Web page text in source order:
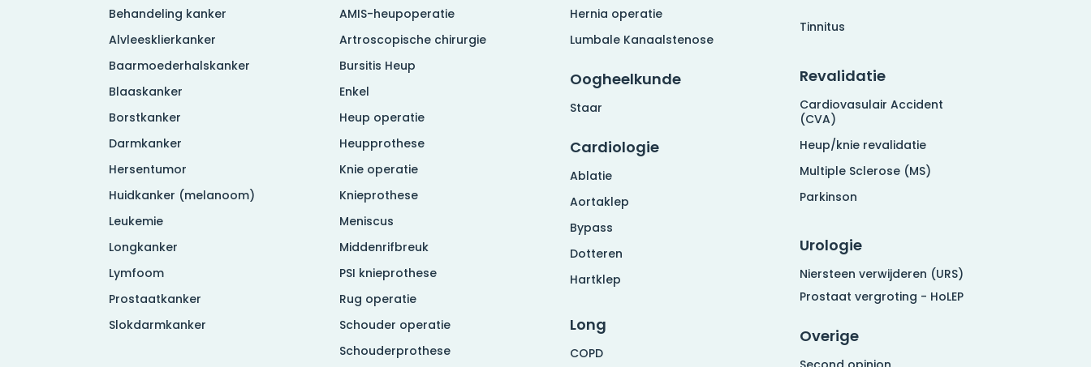
Behandeling kanker
Alvleesklierkanker
Baarmoederhalskanker
Blaaskanker
Borstkanker
Darmkanker
Hersentumor
Huidkanker (melanoom)
Leukemie
Longkanker
Lymfoom
Prostaatkanker
Slokdarmkanker
AMIS-heupoperatie
Artroscopische chirurgie
Bursitis Heup
Enkel
Heup operatie
Heupprothese
Knie operatie
Knieprothese
Meniscus
Middenrifbreuk
PSI knieprothese
Rug operatie
Schouder operatie
Schouderprothese
Hernia operatie
Lumbale Kanaalstenose
Oogheelkunde
Staar
Cardiologie
Ablatie
Aortaklep
Bypass
Dotteren
Hartklep
Long
COPD
Tinnitus
Revalidatie
Cardiovasulair Accident
(CVA)
Heup/knie revalidatie
Multiple Sclerose (MS)
Parkinson
Urologie
Niersteen verwijderen (URS)
Prostaat vergroting - HoLEP
Overige